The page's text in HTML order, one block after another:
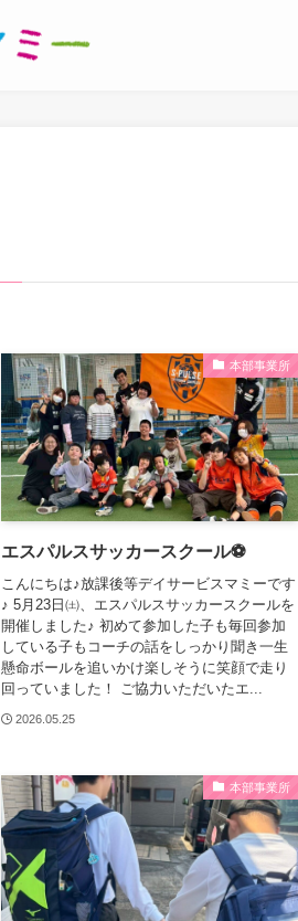
本部事業所
エスパルスサッカースクール⚽
こんにちは♪放課後等デイサービスマミーです
♪ 5月23日㈯、エスパルスサッカースクールを
開催しました♪ 初めて参加した子も毎回参加
している子もコーチの話をしっかり聞き一生
懸命ボールを追いかけ楽しそうに笑顔で走り
回っていました！ ご協力いただいたエ...
2026.05.25
本部事業所